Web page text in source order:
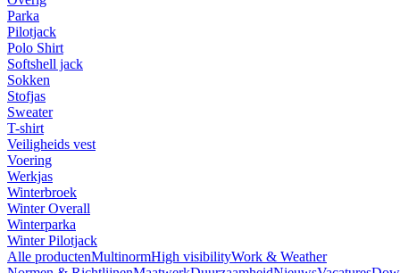
Parka
Pilotjack
Polo Shirt
Softshell jack
Sokken
Stofjas
Sweater
T-shirt
Veiligheids vest
Voering
Werkjas
Winterbroek
Winter Overall
Winterparka
Winter Pilotjack
Alle productenMultinormHigh visibilityWork & Weather